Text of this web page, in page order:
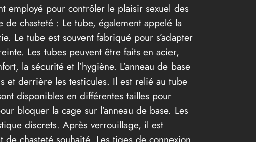
employé pour contrôler le plaisir sexuel des
chasteté : Le tube, également appelé la
Le tube est souvent fabriqué pour s’adapter
Les tubes peuvent être faits en acier,
la sécurité et l’hygiène. L’anneau de base
et derrière les testicules. Il est relié au tube
disponibles en différentes tailles pour
bloquer la cage sur l’anneau de base. Les
discrets. Après verrouillage, il est